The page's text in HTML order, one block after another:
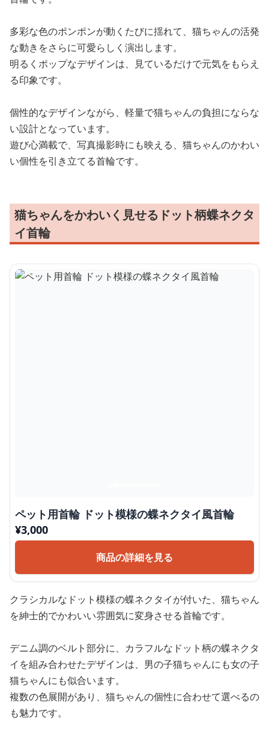
多彩な色のポンポンが動くたびに揺れて、猫ちゃんの活発
な動きをさらに可愛らしく演出します。
明るくポップなデザインは、見ているだけで元気をもらえ
る印象です。
個性的なデザインながら、軽量で猫ちゃんの負担にならな
い設計となっています。
遊び心満載で、写真撮影時にも映える、猫ちゃんのかわい
い個性を引き立てる首輪です。
猫ちゃんをかわいく見せるドット柄蝶ネクタ
イ首輪
ペット用首輪 ドット模様の蝶ネクタイ風首輪
¥3,000
商品の詳細を見る
クラシカルなドット模様の蝶ネクタイが付いた、猫ちゃん
を紳士的でかわいい雰囲気に変身させる首輪です。
デニム調のベルト部分に、カラフルなドット柄の蝶ネクタ
イを組み合わせたデザインは、男の子猫ちゃんにも女の子
猫ちゃんにも似合います。
複数の色展開があり、猫ちゃんの個性に合わせて選べるの
も魅力です。